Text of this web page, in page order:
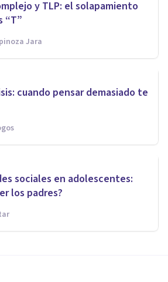
y TLP: el solapamiento
“T”
Jara
cuando pensar demasiado te
sociales en adolescentes:
los padres?